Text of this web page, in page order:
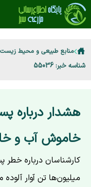
منابع طبیعی و محیط زیست
شناسه خبر: 55036
هشدار درباره
خاموش آب و
کارشناسان درباره
میلیون‌ها تن آوار